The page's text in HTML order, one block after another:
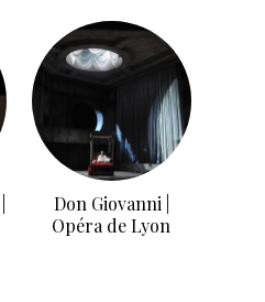
Don Giovanni |
Opéra de Lyon